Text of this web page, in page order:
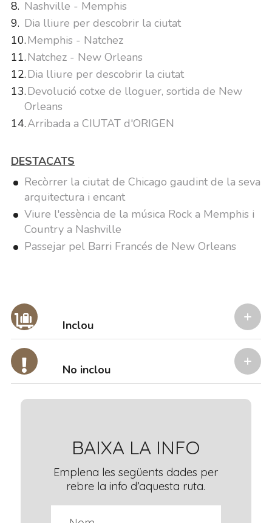
Nashville - Memphis
Dia lliure per descobrir la ciutat
Memphis - Natchez
Natchez - New Orleans
Dia lliure per descobrir la ciutat
Devolució cotxe de lloguer, sortida de New
Orleans
Arribada a CIUTAT d'ORIGEN
DESTACATS
Recòrrer la ciutat de Chicago gaudint de la seva
arquitectura i encant
Viure l'essència de la música Rock a Memphis i
Country a Nashville
Passejar pel Barri Francés de New Orleans
Inclou
No inclou
BAIXA LA INFO
Emplena les següents dades per
rebre la info d’aquesta ruta.